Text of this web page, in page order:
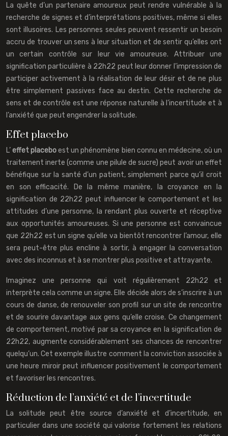
La quête d’un partenaire amoureux peut rendre vulnérable à la
recherche de signes et d’interprétations positives, même si elles
sont illusoires. Les personnes seules peuvent ressentir un besoin
accru de trouver un sens à leur situation et de sentir qu’elles ont
un certain contrôle sur leur vie amoureuse. Attribuer une
signification particulière à 22h22 peut leur donner l’impression de
participer activement à la réalisation de leur désir et de ne plus
être simplement passives face au destin. Cette recherche de
sens et de contrôle est une réponse naturelle à l’incertitude et à
l’anxiété que peut engendrer la solitude.
Effet placebo
L’effet placeboest un phénomène bien connu en médecine, où un
traitement inerte (comme une pilule de sucre) peut avoir un effet
bénéfique sur la santé d’un patient, simplement parce qu’il croit
en son efficacité. De la même manière, la croyance en la
signification de 22h22 peut influencer le comportement et les
attitudes d’une personne, la rendant plus ouverte et réceptive
aux opportunités amoureuses. Si une personne est convaincue
que 22h22 est un signe qu’elle va bientôt rencontrer l’amour, elle
sera peut-être plus encline à sortir, à engager la conversation
avec des inconnus et à se montrer plus positive et attrayante.
Imaginez une personne qui voit régulièrement 22h22 et
interprète cela comme un signe. Elle décide alors de s’inscrire à un
cours de danse, de renouveler son profil sur un site de rencontre
et de sourire davantage aux gens qu’elle croise. Ce changement
de comportement, motivé par sa croyance en la signification de
22h22, augmente considérablement ses chances de rencontrer
quelqu’un. Cet exemple illustre comment la conviction associée à
une heure miroir peut influencer positivement le comportement
et favoriser les rencontres.
Réduction de l’anxiété et de l’incertitude
La solitude peut être source d’anxiété et d’incertitude, en
particulier dans une société qui valorise fortement les relations